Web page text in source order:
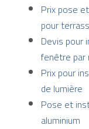
Prix pose
pour
Devis pour
fenêtre par
Prix pour
de lumière
Pose et
aluminium